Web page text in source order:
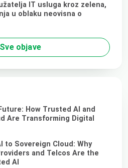
IT usluga kroz zelena,
u oblaku neovisna o
Sve objave
How Trusted AI and
Are Transforming Digital
to Sovereign Cloud: Why
and Telcos Are the
AI